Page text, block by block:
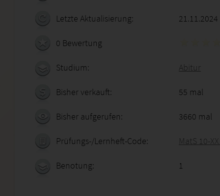
Letzte Aktualisierung: 21.11.2024
0 Bewertung
Studium: Abitur
Bisher verkauft: 55 mal
Bisher aufgerufen: 3660 mal
Prüfungs-/Lernheft-Code: MatS 10-
Benotung: 1